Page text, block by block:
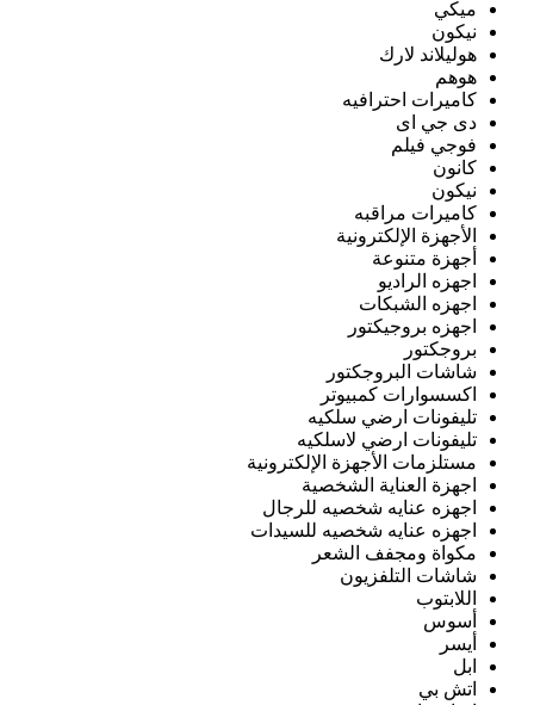
ميكي
نيكون
هوليلاند لارك
هوهم
كاميرات احترافيه
دى جي اى
فوجي فيلم
كانون
نيكون
كاميرات مراقبه
الأجهزة الإلكترونية
أجهزة متنوعة
اجهزه الراديو
اجهزه الشبكات
اجهزه بروجيكتور
بروجكتور
شاشات البروجكتور
اكسسوارات كمبيوتر
تليفونات ارضي سلكيه
تليفونات ارضي لاسلكيه
مستلزمات الأجهزة الإلكترونية
اجهزة العناية الشخصية
اجهزه عنايه شخصيه للرجال
اجهزه عنايه شخصيه للسيدات
مكواة ومجفف الشعر
شاشات التلفزيون
اللابتوب
أسوس
أيسر
ابل
اتش بي